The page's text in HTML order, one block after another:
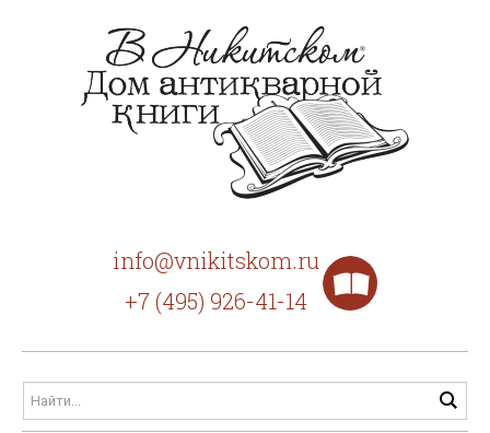
info@vnikitskom.ru
+7 (495) 926-41-14